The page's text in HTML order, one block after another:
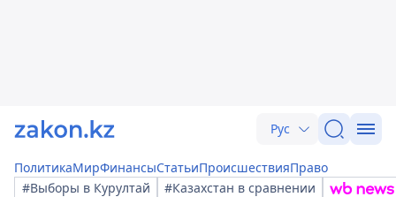
Рус
ПолитикаМирФинансыСтатьиПроисшествияПраво
#Выборы в Курултай
#Казахстан в сравнении